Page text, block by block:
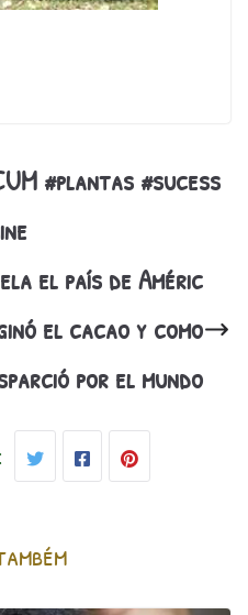
#plantas #sucess
el país de Améric
el cacao y como
por el mundo